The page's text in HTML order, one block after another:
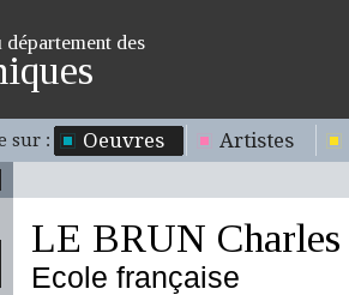
des
sur : Oeuvres Artistes
LE BRUN Charles
Ecole française